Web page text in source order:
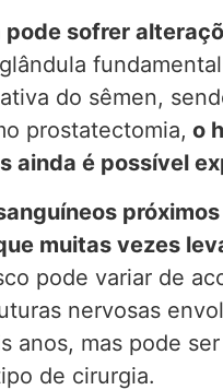
sofrer
do sêmen,
prostatectomia, o
ainda é possível
muitas vezes
pode variar de
nervosas
mas pode
de cirurgia.